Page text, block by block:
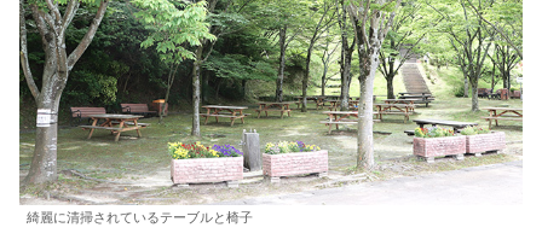
綺麗に清掃されているテーブルと椅子